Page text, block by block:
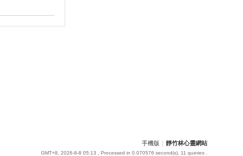
手機版 靜竹林心靈網站
GMT+8, 2026-8-8 05:13 , Processed in 0.070576 second(s), 11 queries .